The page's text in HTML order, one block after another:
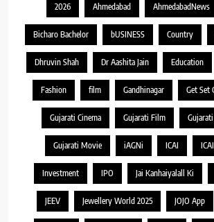
2026 Ahmedabad AhmedabadNews
Bicharo Bachelor bUSINESS Country
Dhruvin Shah Dr Aashita Jain Education
Fashion film Gandhinagar Get Set
Gujarati Cinema Gujarati Film
Gujarati Movie iAGNi ICAI
Investment IPO Jai Kanhaiyalall Ki
JEEV Jewellery World 2025 JOJO App